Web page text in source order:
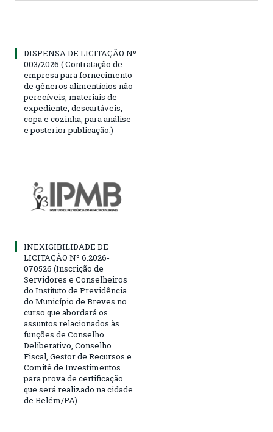
DISPENSA DE LICITAÇÃO Nº
003/2026 ( Contratação de
empresa para fornecimento
de gêneros alimentícios não
perecíveis, materiais de
expediente, descartáveis,
copa e cozinha, para análise
e posterior publicação.)
INEXIGIBILIDADE DE
LICITAÇÃO Nº 6.2026-
070526 (Inscrição de
Servidores e Conselheiros
do Instituto de Previdência
do Município de Breves no
curso que abordará os
assuntos relacionados às
funções de Conselho
Deliberativo, Conselho
Fiscal, Gestor de Recursos e
Comitê de Investimentos
para prova de certificação
que será realizado na cidade
de Belém/PA)